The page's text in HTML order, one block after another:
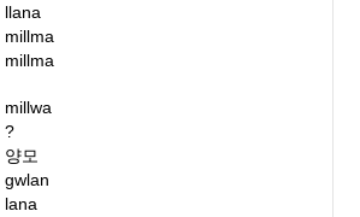
llana
millma
millma
millwa
?
양모
gwlan
lana